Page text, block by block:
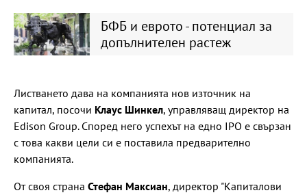
БФБ и еврото - потенциал за
допълнителен растеж
Листването дава на компанията нов източник на
капитал, посочи Клаус Шинкел, управляващ директор на
Edison Group. Според него успехът на едно IPO е свързан
с това какви цели си е поставила предварително
компанията.
От своя страна Стефан Максиан, директор "Капиталови